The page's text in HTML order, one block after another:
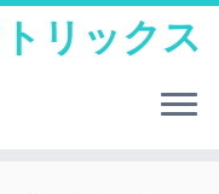
リックス